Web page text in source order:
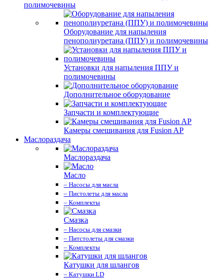
полимочевины
Оборудование для напыления
пенополиуретана (ППУ) и полимочевины
Установки для напыления ППУ и
полимочевины
Дополнительное оборудование
Запчасти и комплектующие
Камеры смешивания для Fusion AP
Маслораздача
Маслораздача
Масло
– Насосы для масла
– Пистолеты для масла
– Комплекты
Смазка
– Насосы для смазки
– Питстолеты для смазки
– Комплекты
Катушки для шлангов
– Катушки LD